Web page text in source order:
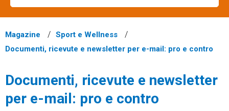
Magazine
Sport e Wellness
Documenti, ricevute e newsletter per e-mail: pro e contro
Documenti, ricevute e newsletter
per e-mail: pro e contro